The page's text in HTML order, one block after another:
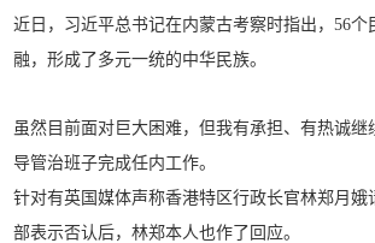
近日，习近平总书记在内蒙古考察时指出，56个
融，形成了多元一统的中华民族。
虽然目前面对巨大困难，但我有承担、有热诚继
导管治班子完成任内工作。
针对有英国媒体声称香港特区行政长官林郑月娥
部表示否认后，林郑本人也作了回应。